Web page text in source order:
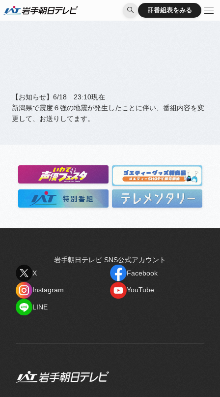
番組表をみる
番組表をみる
【お知らせ】6/18 23:10現在
新潟県で震度６強の地震が発生したことに伴い、番組内容を変
更して、お送りしてます。
岩手朝日テレビ SNS公式アカウント
X
Facebook
Instagram
YouTube
LINE